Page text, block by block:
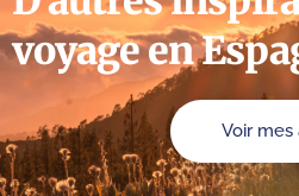
voyage en
Voir mes